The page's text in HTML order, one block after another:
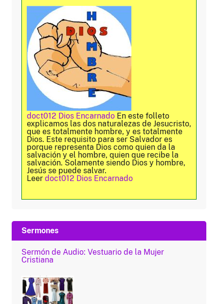
doct012 Dios Encarnado En este folleto
explicamos las dos naturalezas de Jesucristo,
que es totalmente hombre, y es totalmente
Dios. Este requisito para ser Salvador es
porque representa Dios como quien da la
salvación y el hombre, quien que recibe la
salvación. Solamente siendo Dios y hombre,
Jesús se puede salvar.
Leer doct012 Dios Encarnado
Sermones
Sermón de Audio: Vestuario de la Mujer
Cristiana